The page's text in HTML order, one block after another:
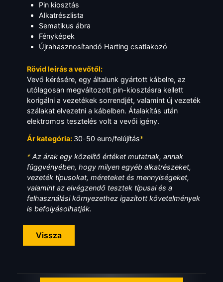
Pin kiosztás
Alkatrészlista
Sematikus ábra
Fényképek
Újrahasznosítandó Harting csatlakozó
Rövid leírás a vevőtől:
Vevő kérésére, egy általunk gyártott kábelre, az
utólagosan megváltozott pin-kiosztásra kellett
korigálni a vezetékek sorrendjét, valamint új vezeték
szálakat elvezetni a kábelben. Átalakítás után
elektromos tesztelés volt a vevői igény.
Ár kategória: 30-50 euro/felújítás*
* Az árak egy közelítő értéket mutatnak, annak
függvényében, hogy milyen egyéb alkatrészeket,
vezeték típusokat, méreteket és mennyiségeket,
valamint az elvégzendő tesztek típusai és a
felhasználási környezethez igazított követelmények
is befolyásolhatják.
Vissza